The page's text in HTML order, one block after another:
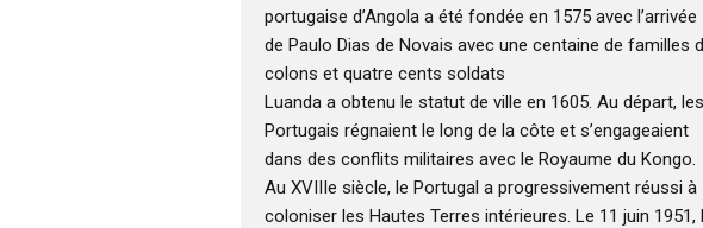
portugaise d’Angola a été fondée en 1575 avec l’arrivée
de Paulo Dias de Novais avec une centaine de familles
colons et quatre cents soldats
Luanda a obtenu le statut de ville en 1605. Au départ, les
Portugais régnaient le long de la côte et s’engageaient
dans des conflits militaires avec le Royaume du Kongo.
Au XVIIIe siècle, le Portugal a progressivement réussi à
coloniser les Hautes Terres intérieures. Le 11 juin 1951,